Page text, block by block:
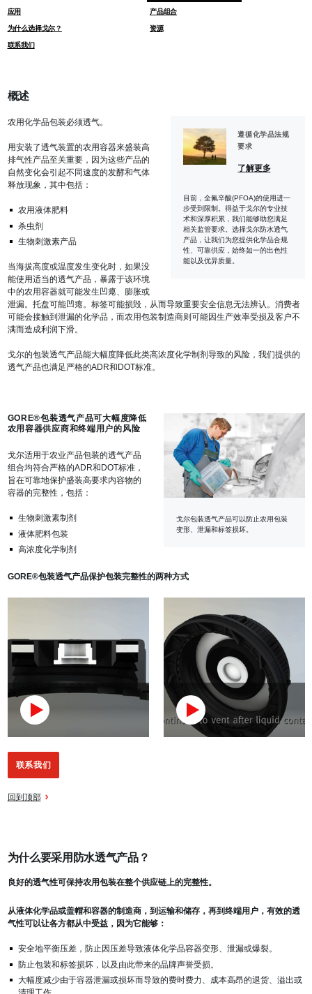
应用 产品组合
为什么选择戈尔？ 资源
联系我们
概述
遵循化学品法规
要求
了解更多
目前，全氟辛酸(PFOA)的使用进一
步受到限制。得益于戈尔的专业技
术和深厚积累，我们能够助您满足
相关监管要求。选择戈尔防水透气
产品，让我们为您提供化学品合规
性、可靠供应，始终如一的出色性
能以及优异质量。
农用化学品包装必须透气。
用安装了透气装置的农用容器来盛装高
排气性产品至关重要，因为这些产品的
自然变化会引起不同速度的发酵和气体
释放现象，其中包括：
农用液体肥料
杀虫剂
生物刺激素产品
当海拔高度或温度发生变化时，如果没
能使用适当的透气产品，暴露于该环境
中的农用容器就可能发生凹瘪、膨胀或
泄漏。托盘可能凹瘪。标签可能损毁，从而导致重要安全信息无法辨认。消费者
可能会接触到泄漏的化学品，而农用包装制造商则可能因生产效率受损及客户不
满而造成利润下滑。
戈尔的包装透气产品能大幅度降低此类高浓度化学制剂导致的风险，我们提供的
透气产品也满足严格的ADR和DOT标准。
GORE®包装透气产品可大幅度降低
农用容器供应商和终端用户的风险
戈尔适用于农业产品包装的透气产品
组合均符合严格的ADR和DOT标准，
旨在可靠地保护盛装高要求内容物的
容器的完整性，包括：
生物刺激素制剂
液体肥料包装
高浓度化学制剂
戈尔包装透气产品可以防止农用包装
变形、泄漏和标签损坏。
GORE®包装透气产品保护包装完整性的两种方式
联系我们
回到顶部
为什么要采用防水透气产品？
良好的透气性可保持农用包装在整个供应链上的完整性。
从液体化学品或盖帽和容器的制造商，到运输和储存，再到终端用户，有效的透
气性可以让各方都从中受益，因为它能够：
安全地平衡压差，防止因压差导致液体化学品容器变形、泄漏或爆裂。
防止包装和标签损坏，以及由此带来的品牌声誉受损。
大幅度减少由于容器泄漏或损坏而导致的费时费力、成本高昂的退货、溢出或